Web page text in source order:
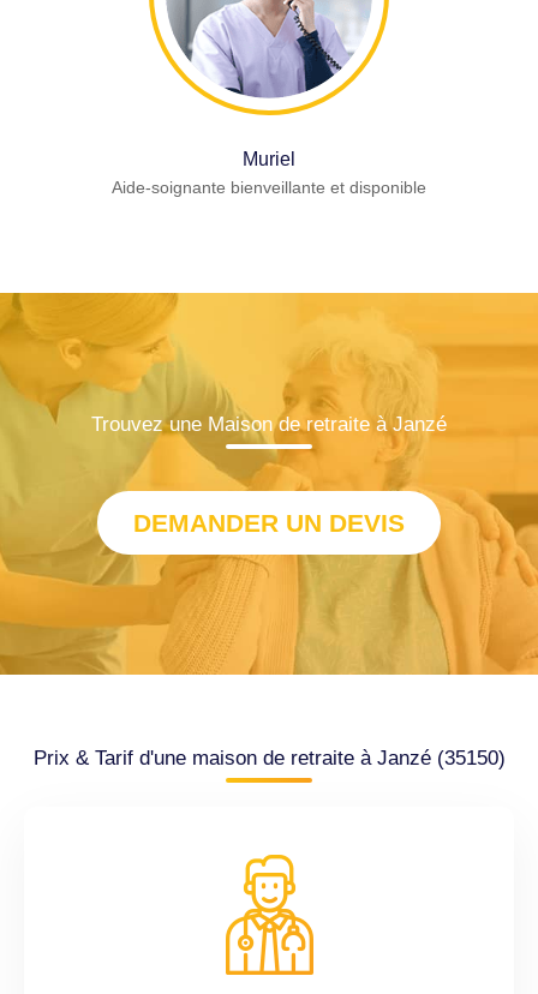
Muriel
Aide-soignante bienveillante et disponible
Trouvez une Maison de retraite à Janzé
DEMANDER UN DEVIS
Prix & Tarif d'une maison de retraite à Janzé (35150)